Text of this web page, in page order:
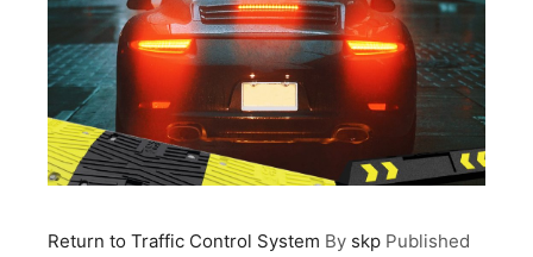
Return to Traffic Control System By skp Published